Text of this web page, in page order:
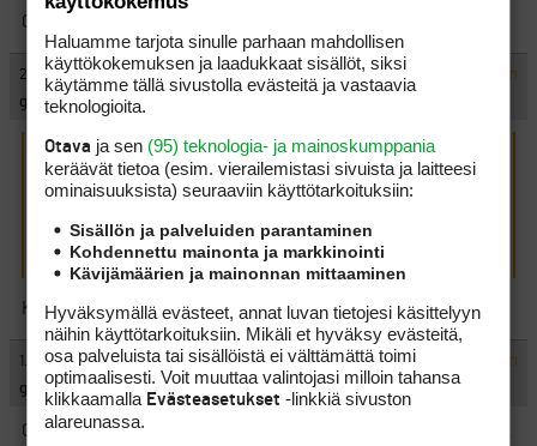
Onkohan pusseja enään jäljellä——
21.6.2011 18:58:00 #439189 ILMOITA ASIATON VIESTI
get in the hole!
Jamasa kirjoitti:(21.6.2011 14:28:15)
Kalis on kiva kenttä muutenkin. Tänä vuonna mentävä taas
Onkohan pusseja enään jäljellä——
Kyllä taitaa juhannuksen jälkeen kalajoella olla pussit tyhjinä…
1.7.2011 01:24:00 #439190 VASTAA ILMOITA ASIATON VIESTI
golfturisti2
Olemme pelanneet Kalajoella jo toista kesää kesälomien aikana.
Haluamme tarjota sinulle parhaan mahdollisen
käyttökokemuksen ja laadukkaat sisällöt, siksi
käytämme tällä sivustolla evästeitä ja vastaavia
teknologioita.
Otava ja sen (95) teknologia- ja mainoskumppania
keräävät tietoa (esim. vierailemis­tasi sivuista ja laitteesi
ominaisuuk­sista) seuraaviin käyttötarkoituksiin:
Sisällön ja palveluiden parantaminen
Kohdennettu mainonta ja markkinointi
Kävijämäärien ja mainonnan mittaaminen
Hyväksymällä evästeet, annat luvan tietojesi käsittelyyn
näihin käyttötarkoituksiin. Mikäli et hyväksy evästeitä,
osa palveluista tai sisällöistä ei välttämättä toimi
optimaalisesti. Voit muuttaa valintojasi milloin tahansa
klikkaamalla Evästeasetukset -linkkiä sivuston
alareunassa.